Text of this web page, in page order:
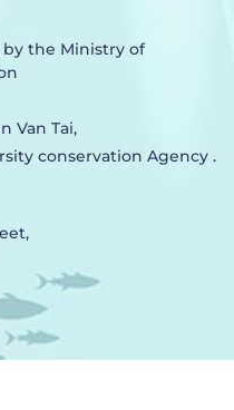
by the Ministry of
Van Tai,
conservation Agency .